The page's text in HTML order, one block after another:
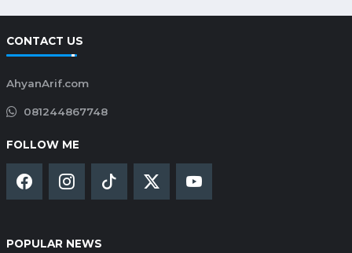
CONTACT US
AhyanArif.com
081244867748
FOLLOW ME
POPULAR NEWS